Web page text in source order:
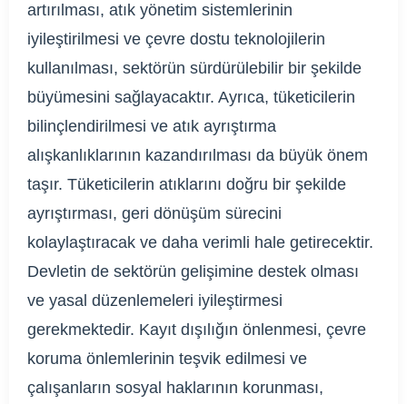
artırılması, atık yönetim sistemlerinin
iyileştirilmesi ve çevre dostu teknolojilerin
kullanılması, sektörün sürdürülebilir bir şekilde
büyümesini sağlayacaktır. Ayrıca, tüketicilerin
bilinçlendirilmesi ve atık ayrıştırma
alışkanlıklarının kazandırılması da büyük önem
taşır. Tüketicilerin atıklarını doğru bir şekilde
ayrıştırması, geri dönüşüm sürecini
kolaylaştıracak ve daha verimli hale getirecektir.
Devletin de sektörün gelişimine destek olması
ve yasal düzenlemeleri iyileştirmesi
gerekmektedir. Kayıt dışılığın önlenmesi, çevre
koruma önlemlerinin teşvik edilmesi ve
çalışanların sosyal haklarının korunması,